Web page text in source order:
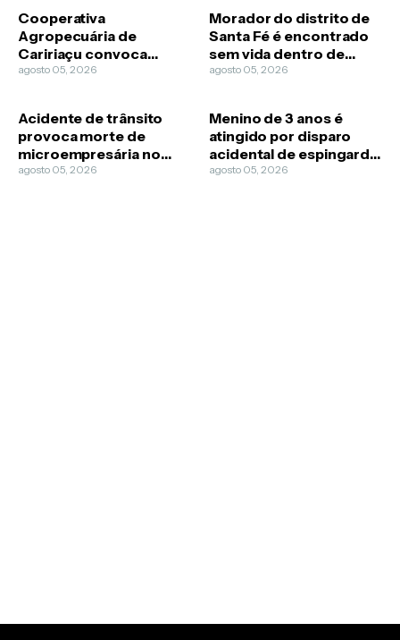
Cooperativa
Agropecuária de
Caririaçu convoca
cooperados para
agosto 05, 2026
Morador do distrito de
Santa Fé é encontrado
sem vida dentro de
imóvel na zona rural do
agosto 05, 2026
Acidente de trânsito
provoca morte de
microempresária no
bairro Aeroporto, em
agosto 05, 2026
Menino de 3 anos é
atingido por disparo
acidental de espingarda
de pressão em Mauriti
agosto 05, 2026